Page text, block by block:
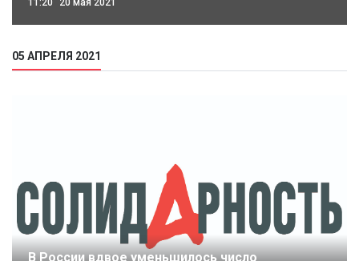
11:20 20 мая 2021
05 АПРЕЛЯ 2021
В России вдвое уменьшилось число